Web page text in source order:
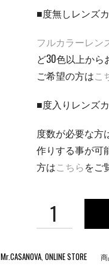
■度無しレンズ
フルカラーレン
ど30色以上か
ご希望の方はこ
■度入りレンズ
度数が必要な方
作りする事が可
方はこちらをご
Mr.CASANOVA ONLINE STORE